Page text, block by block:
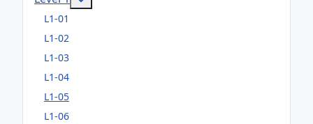
L1-01
L1-02
L1-03
L1-04
L1-05
L1-06